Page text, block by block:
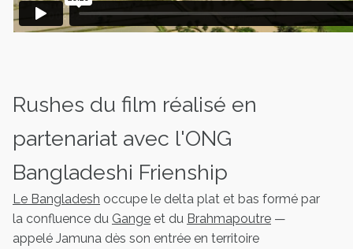
Rushes du film réalisé en
partenariat avec l'ONG
Bangladeshi Frienship
Le Bangladesh occupe le delta plat et bas formé par
la confluence du Gange et du Brahmapoutre —
appelé Jamuna dès son entrée en territoire